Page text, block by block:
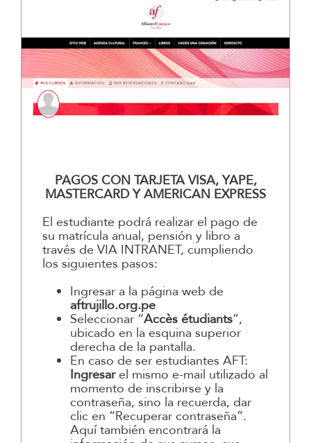
PAGOS CON TARJETA VISA, YAPE,
MASTERCARD Y AMERICAN EXPRESS
El estudiante podrá realizar el pago de
su matrícula anual, pensión y libro a
través de VIA INTRANET, cumpliendo
los siguientes pasos:
Ingresar a la página web de
aftrujillo.org.pe
Seleccionar “Accès étudiants”,
ubicado en la esquina superior
derecha de la pantalla.
En caso de ser estudiantes AFT:
Ingresar el mismo e-mail utilizado al
momento de inscribirse y la
contraseña, sino la recuerda, dar
clic en “Recuperar contraseña”.
Aquí también encontrará la